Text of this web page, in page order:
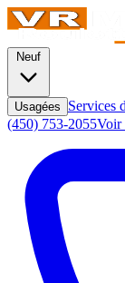
Neuf
Usagées
Services
(450) 753-2055Voir